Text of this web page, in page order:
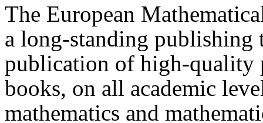
The European
a long-standing publishing
publication of high-quality
books, on all academic
mathematics and